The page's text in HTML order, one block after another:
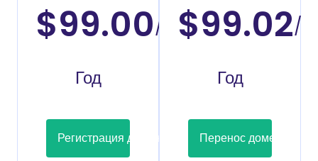
$99.00/
Год
Регистрация домена
$99.02/
Год
Перенос домена